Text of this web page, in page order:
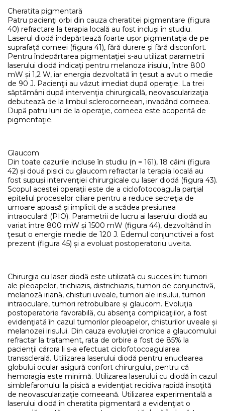
Cheratita pigmentară
Patru pacienţi orbi din cauza cheratitei pigmentare (figura
40) refractare la terapia locală au fost incluși în studiu.
Laserul diodă îndepărtează foarte ușor pigmentaţia de pe
suprafaţă corneei (figura 41), fără durere și fără disconfort.
Pentru îndepărtarea pigmentaţiei s-au utilizat parametrii
laserului diodă indicaţi pentru melanoza irisului, între 800
mW și 1,2 W, iar energia dezvoltată în ţesut a avut o medie
de 90 J. Pacienţii au văzut imediat după operaţie. La trei
săptămâni după intervenţia chirurgicală, neovascularizaţia
debutează de la limbul sclerocorneean, invadând corneea.
După patru luni de la operaţie, corneea este acoperită de
pigmentaţie.
Glaucom
Din toate cazurile incluse în studiu (n = 161), 18 câini (figura
42) și două pisici cu glaucom refractar la terapia locală au
fost supuși intervenţiei chirurgicale cu laser diodă (figura 43).
Scopul acestei operaţii este de a ciclofotocoagula parţial
epiteliul proceselor ciliare pentru a reduce secreţia de
umoare apoasă și implicit de a scădea presiunea
intraoculară (PIO). Parametrii de lucru ai laserului diodă au
variat între 800 mW și 1500 mW (figura 44), dezvoltând în
ţesut o energie medie de 120 J. Edemul conjunctivei a fost
prezent (figura 45) și a evoluat postoperatoriu uveita.
Chirurgia cu laser diodă este utilizată cu succes în: tumori
ale pleoapelor, trichiazis, districhiazis, tumori de conjunctivă,
melanoză iriană, chisturi uveale, tumori ale irisului, tumori
intraoculare, tumori retrobulbare și glaucom. Evoluţia
postoperatorie favorabilă, cu absenţa complicaţiilor, a fost
evidenţiată în cazul tumorilor pleoapelor, chisturilor uveale și
melanozei irisului. Din cauza evoluţiei cronice a glaucomului
refractar la tratament, rata de orbire a fost de 85% la
pacienţii cărora li s-a efectuat ciclofotocoagularea
transsclerală. Utilizarea laserului diodă pentru enuclearea
globului ocular asigură confort chirurgului, pentru că
hemoragia este minimă. Utilizarea laserului cu diodă în cazul
simblefaronului la pisică a evidenţiat recidiva rapidă însoţită
de neovascularizaţie corneeană. Utilizarea experimentală a
laserului diodă în cheratita pigmentară a evidenţiat o